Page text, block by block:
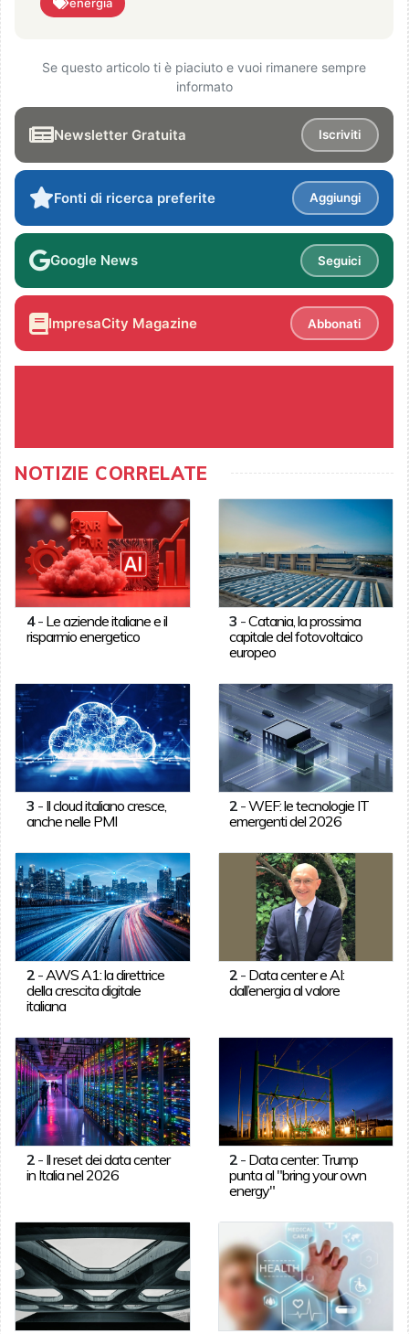
Se questo articolo ti è piaciuto e vuoi rimanere sempre
informato
Newsletter Gratuita Iscriviti
Fonti di ricerca preferite Aggiungi
Google News Seguici
ImpresaCity Magazine Abbonati
NOTIZIE CORRELATE
4- Le aziende italiane e il
risparmio energetico
3 -Catania, la prossima
capitale del fotovoltaico
europeo
3 - Il cloud italiano cresce,
anche nelle PMI
2 -WEF: le tecnologie IT
emergenti del 2026
2-AWS A1: la direttrice
della crescita digitale
italiana
2 - Data center e AI:
dall’energia al valore
2- Il reset dei data center
in Italia nel 2026
2 - Data center: Trump
punta al "bring your own
energy"